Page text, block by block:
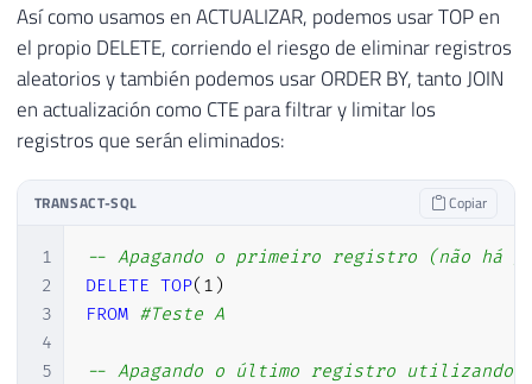
Así como usamos en ACTUALIZAR, podemos usar TOP en
el propio DELETE, corriendo el riesgo de eliminar registros
aleatorios y también podemos usar ORDER BY, tanto JOIN
en actualización como CTE para filtrar y limitar los
registros que serán eliminados:
TRANSACT-SQL Copiar
1
2
3
4
5
-- Apagando o primeiro registro (não há
DELETE TOP( 1 )
FROM #Teste A
-- Apagando o último registro utilizando